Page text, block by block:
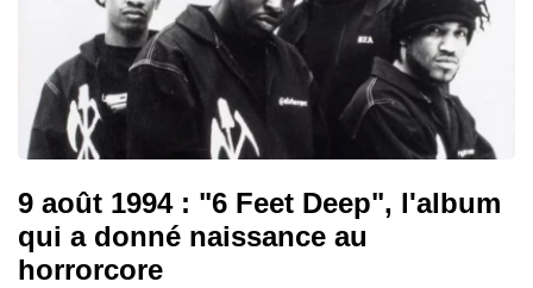
9 août 1994 : "6 Feet Deep", l'album
qui a donné naissance au
horrorcore